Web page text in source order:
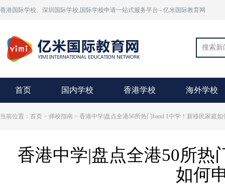
香港国际学校、深圳国际学校,国际学校申请一站式服务平台 - 亿米国际教育网
首页 国内学校 香港学校 海外学校
当前位置：首页 > 择校指南 > 香港中学|盘点全港50所热门band 1中学！新移民家庭
香港中学|盘点全港50所热
如何